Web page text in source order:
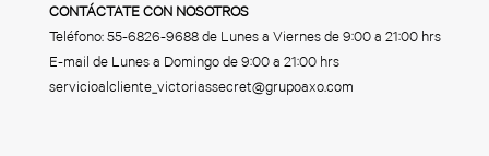
CONTÁCTATE CON NOSOTROS
Teléfono:55-6826-9688de Lunes a Viernes de 9:00 a 21:00 hrs
E-mail de Lunes a Domingo de 9:00 a 21:00 hrs
servicioalcliente_victoriassecret@grupoaxo.com